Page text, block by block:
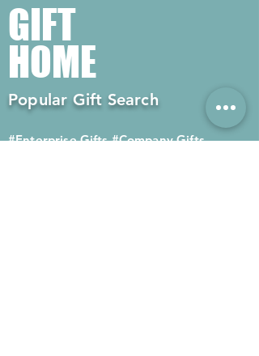
GIFT
HOME
Popular Gift Search
#Enterprise Gifts #Company Gifts